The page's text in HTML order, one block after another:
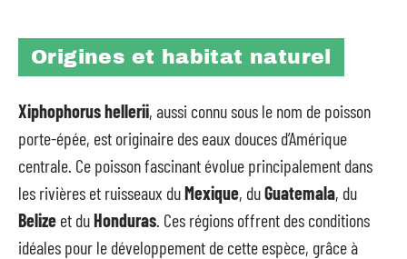
Origines et habitat naturel
Xiphophorus hellerii, aussi connu sous le nom de poisson
porte-épée, est originaire des eaux douces d’Amérique
centrale. Ce poisson fascinant évolue principalement dans
les rivières et ruisseaux duMexique, duGuatemala, du
Belize et duHonduras . Ces régions offrent des conditions
idéales pour le développement de cette espèce, grâce à